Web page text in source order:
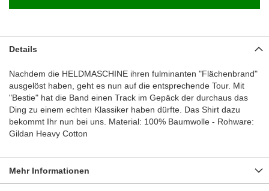
Details
Nachdem die HELDMASCHINE ihren fulminanten "Flächenbrand"
ausgelöst haben, geht es nun auf die entsprechende Tour. Mit
"Bestie" hat die Band einen Track im Gepäck der durchaus das
Ding zu einem echten Klassiker haben dürfte. Das Shirt dazu
bekommt Ihr nun bei uns. Material: 100% Baumwolle - Rohware:
Gildan Heavy Cotton
Mehr Informationen